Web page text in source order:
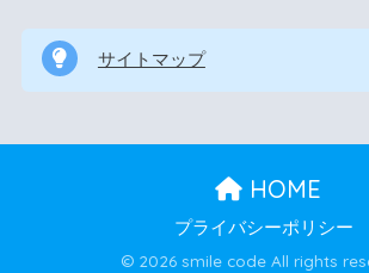
サイトマップ
HOME
プライバシーポリシー
© 2026 smile code All rights